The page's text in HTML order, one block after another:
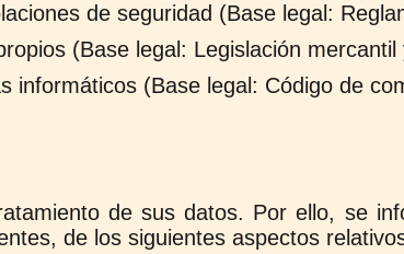
de seguridad (Base legal:
(Base legal: Legislación
informáticos (Base legal: Código de
de sus datos. Por ello, se
de los siguientes aspectos